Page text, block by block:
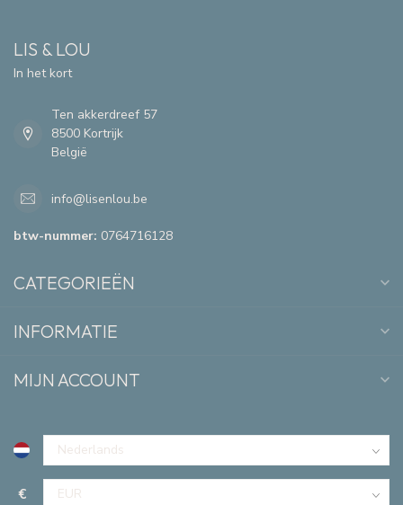
LIS & LOU
In het kort
Ten akkerdreef 57
8500 Kortrijk
België
info@lisenlou.be
btw-nummer: 0764716128
CATEGORIEËN
INFORMATIE
MIJN ACCOUNT
€